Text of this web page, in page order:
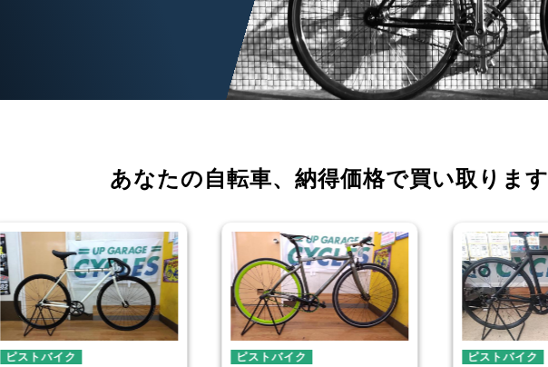
あなたの自転車、 納得価格で買い取ります
ピストバイク ピストバイク ピストバイク